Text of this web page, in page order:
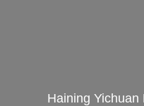
Haining